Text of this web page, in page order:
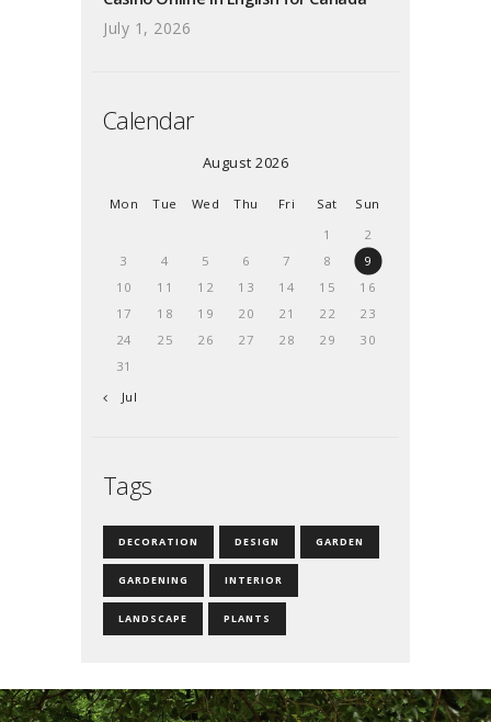
July 1, 2026
Calendar
August 2026
Mon Tue Wed Thu Fri Sat
Sun
1
2
3
4 5 6 7 8
9
10
11 12 13 14 15
16
17
18 19 20 21 22
23
24
25 26 27 28 29
30
31
« Jul
Tags
DECORATION DESIGN GARDEN
GARDENING INTERIOR
LANDSCAPE PLANTS